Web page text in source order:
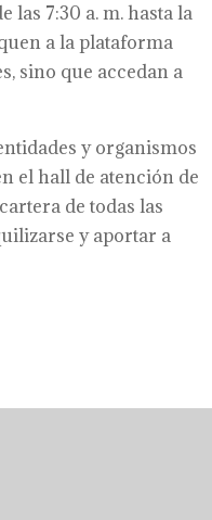
las 7:30 a. m. hasta la
a la plataforma
sino que accedan a
y organismos
el hall de atención de
de todas las
y aportar a